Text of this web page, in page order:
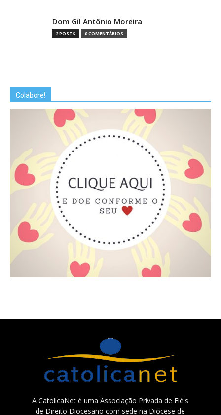
Dom Gil Antônio Moreira
2 POSTS 0 COMENTÁRIOS
Colabore!
A CatolicaNet é uma Associação Privada de Fiéis
de Direito Diocesano com sede na Diocese de